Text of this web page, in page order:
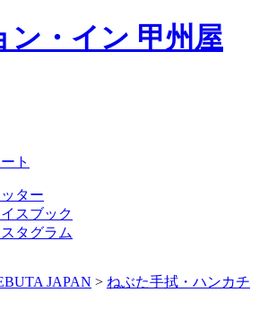
ン・イン 甲州屋
ト
ター
スブック
タグラム
衣装レンタル
衣装
TIES
おもりグッズ
甲州屋
ジ
JAPAN > ねぶた手拭・ハンカチ